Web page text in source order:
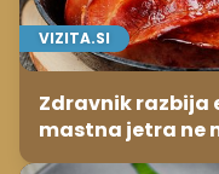
VIZITA.SI
Zdravnik razbija
mastna jetra ne
temveč zaradi